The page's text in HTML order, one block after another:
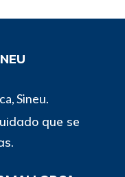
Sineu.
que se